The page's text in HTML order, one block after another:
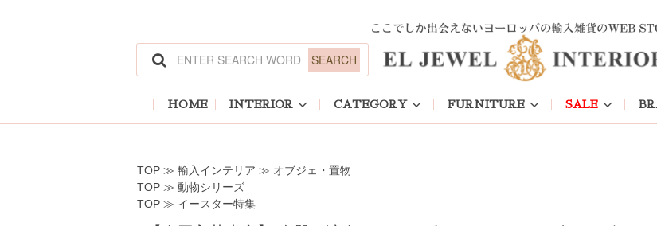
HOME INTERIOR CATEGORY FURNITURE SALE
ホーム
TOP ≫ 輸入インテリア ≫ オブジェ・置物
TOP ≫ 動物シリーズ
TOP ≫ イースター特集